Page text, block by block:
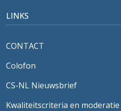
LINKS
CONTACT
Colofon
CS-NL Nieuwsbrief
Kwaliteitscriteria en moderatie